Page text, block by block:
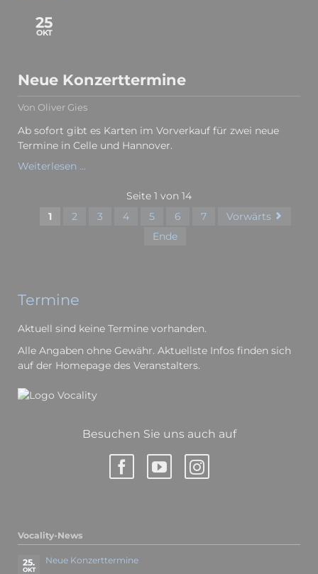
25
OKT
Neue Konzerttermine
Von Oliver Gies
Ab sofort gibt es Karten im Vorverkauf für zwei neue
Termine in Celle und Hannover.
Weiterlesen …Neue
Seite 1 von 14
1
2 3 4 5 6 7
Vorwärts
Ende
Termine
Aktuell sind keine Termine vorhanden.
Alle Angaben ohne Gewähr. Aktuellste Infos finden sich
auf der Homepage des Veranstalters.
Besuchen Sie uns auch auf
Vocality-News
25.
OKT
Neue Konzerttermine